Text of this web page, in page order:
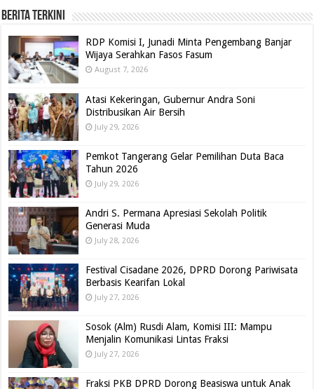
BERITA TERKINI
RDP Komisi I, Junadi Minta Pengembang Banjar
Wijaya Serahkan Fasos Fasum
August 7, 2026
Atasi Kekeringan, Gubernur Andra Soni
Distribusikan Air Bersih
July 29, 2026
Pemkot Tangerang Gelar Pemilihan Duta Baca
Tahun 2026
July 29, 2026
Andri S. Permana Apresiasi Sekolah Politik
Generasi Muda
July 28, 2026
Festival Cisadane 2026, DPRD Dorong Pariwisata
Berbasis Kearifan Lokal
July 27, 2026
Sosok (Alm) Rusdi Alam, Komisi III: Mampu
Menjalin Komunikasi Lintas Fraksi
July 27, 2026
Fraksi PKB DPRD Dorong Beasiswa untuk Anak